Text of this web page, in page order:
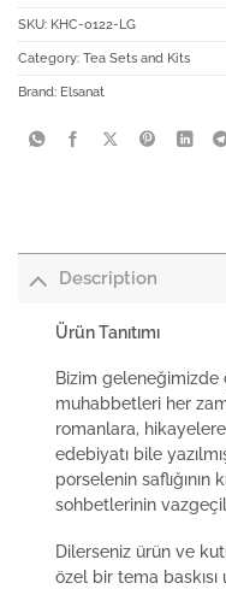
SKU: KHC-0122-LG
Category: Tea Sets and Kits
Brand: Elsanat
Description
Ürün Tanıtımı
Bizim geleneğimizde
muhabbetleri her
romanlara,
edebiyatı bile
porselenin
sohbetlerinin
Dilerseniz ürün ve
özel bir tema